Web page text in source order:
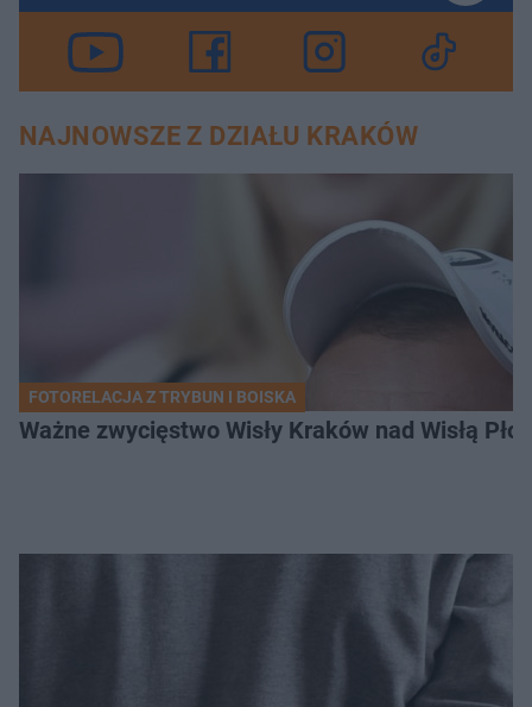
NAJNOWSZE Z DZIAŁU KRAKÓW
FOTORELACJA Z TRYBUN I BOISKA
Ważne zwycięstwo Wisły Kraków nad Wisłą